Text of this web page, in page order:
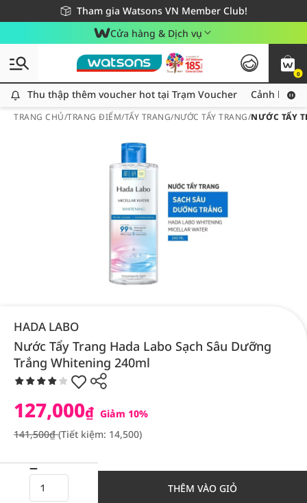
Tham gia Watsons VN Member Club!
Miễn phí giao hàng cho đơn hàng từ 249,000Đ
Giao hàng nhanh 24h - Áp dụng khu vực TP. Hồ Chí Minh
Cửa hàng & Dịch vụ
0
Thu thập thêm voucher hot tại Trạm Voucher
Thu thập thêm voucher hot tại Trạm Voucher Cảnh báo
TRANG CHỦ/TRANG ĐIỂM/TẨY TRANG/NƯỚC TẨY TRANG/NƯỚC TẨY
HADA LABO
Nước Tẩy Trang Hada Labo Sạch Sâu Dưỡng
Trắng Whitening 240ml
127,000₫ Giảm 10%
141,500₫(Tiết kiệm: 14,500)
THÊM VÀO GIỎ